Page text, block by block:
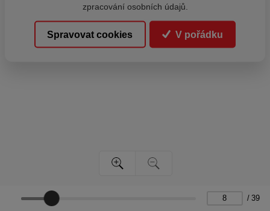
/ 39
zpracování osobních údajů.
Spravovat cookies V pořádku